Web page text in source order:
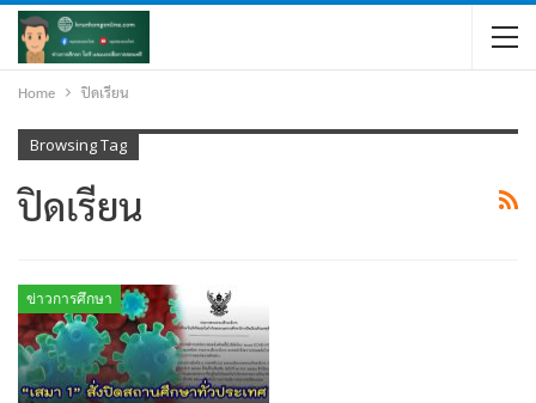
Home ปิดเรียน
Browsing Tag
ปิดเรียน
ข่าวการศึกษา